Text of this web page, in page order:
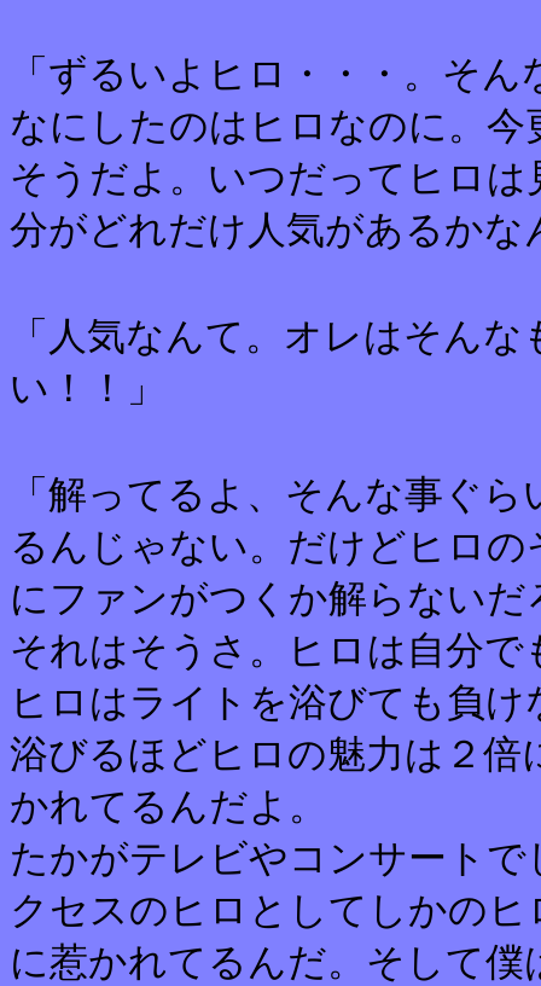
「ずるいよヒロ・・・。そ
なにしたのはヒロなのに。
そうだよ。いつだってヒロ
分がどれだけ人気があるか
「人気なんて。オレはそん
い！！」
「解ってるよ、そんな事ぐ
るんじゃない。だけどヒロ
にファンがつくか解らないだ
それはそうさ。ヒロは自分
ヒロはライトを浴びても負
浴びるほどヒロの魅力は２
かれてるんだよ。
たかがテレビやコンサート
クセスのヒロとしてしかの
に惹かれてるんだ。そして